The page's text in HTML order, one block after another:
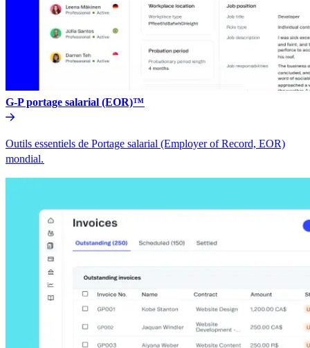
G-P portage salarial (EOR)™​​
Outils essentiels de Portage salarial (Employer of Record, EOR)
mondial.​​